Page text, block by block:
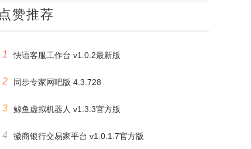
点赞推荐
1 快语客服工作台 v1.0.2最新版
2 同步专家网吧版 4.3.728
3 鲸鱼虚拟机器人 v1.3.3官方版
4 徽商银行交易家平台 v1.0.1.7官方版